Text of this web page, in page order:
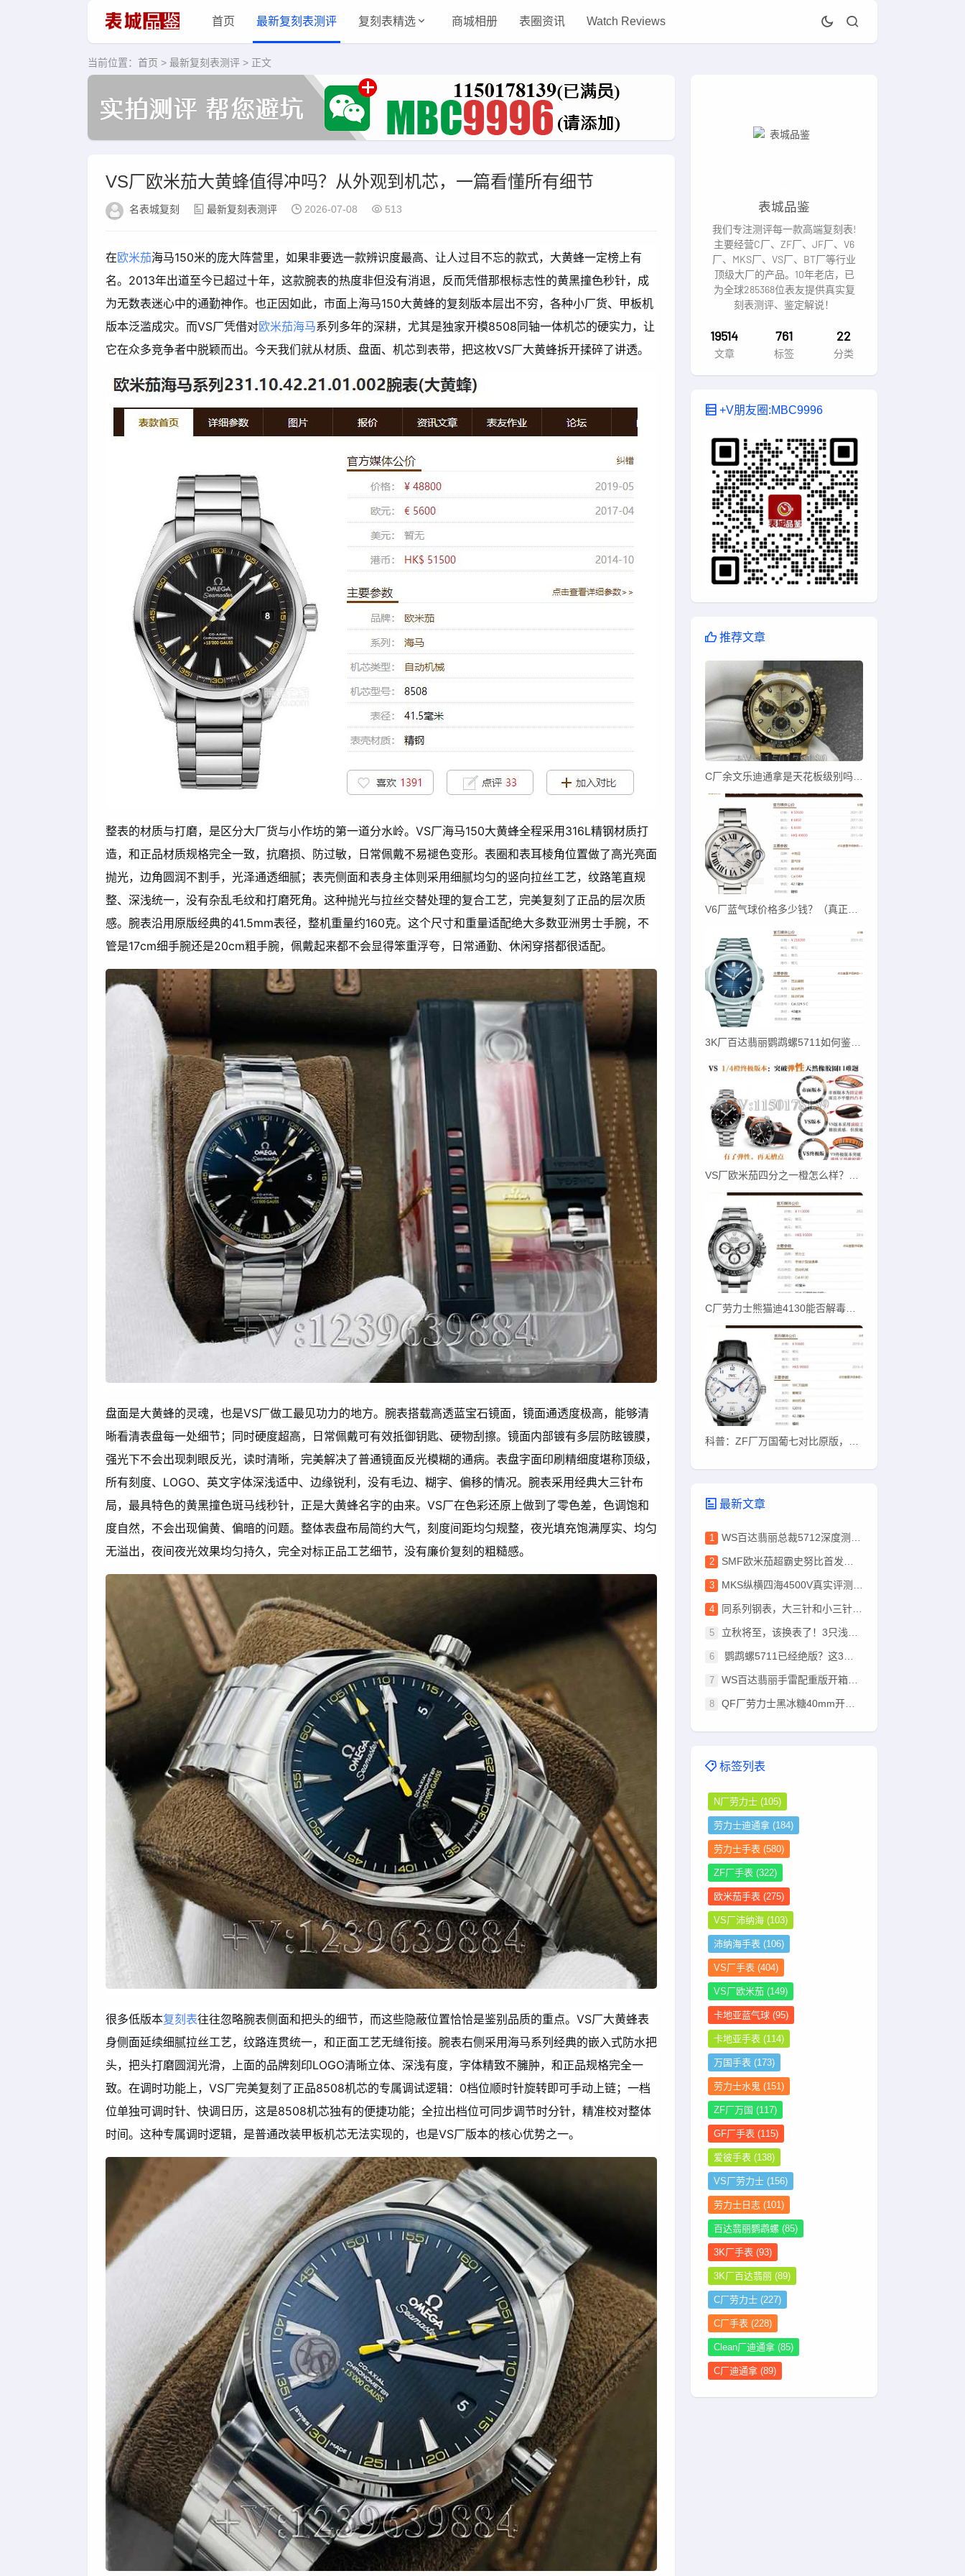
首页 最新复刻表测评 复刻表精选 商城相册 表圈资讯 Watch Reviews
当前位置： 首页 > 最新复刻表测评 > 正文
VS厂欧米茄大黄蜂值得冲吗？从外观到机芯，一篇看懂所有细节
名表城复刻 最新复刻表测评 2026-07-08 513
在欧米茄海马150米的庞大阵营里，如果非要选一款辨识度最高、让人过目不忘的款式，大黄蜂一定榜上有
名。2013年出道至今已超过十年，这款腕表的热度非但没有消退，反而凭借那根标志性的黄黑撞色秒针，成
为无数表迷心中的通勤神作。也正因如此，市面上海马150大黄蜂的复刻版本层出不穷，各种小厂货、甲板机
版本泛滥成灾。而VS厂凭借对欧米茄海马系列多年的深耕，尤其是独家开模8508同轴一体机芯的硬实力，让
它在众多竞争者中脱颖而出。今天我们就从材质、盘面、机芯到表带，把这枚VS厂大黄蜂拆开揉碎了讲透。
整表的材质与打磨，是区分大厂货与小作坊的第一道分水岭。VS厂海马150大黄蜂全程采用316L精钢材质打
造，和正品材质规格完全一致，抗磨损、防过敏，日常佩戴不易褪色变形。表圈和表耳棱角位置做了高光亮面
抛光，边角圆润不割手，光泽通透细腻；表壳侧面和表身主体则采用细腻均匀的竖向拉丝工艺，纹路笔直规
整、深浅统一，没有杂乱毛纹和打磨死角。这种抛光与拉丝交替处理的复合工艺，完美复刻了正品的层次质
感。腕表沿用原版经典的41.5mm表径，整机重量约160克。这个尺寸和重量适配绝大多数亚洲男士手腕，不
管是17cm细手腕还是20cm粗手腕，佩戴起来都不会显得笨重浮夸，日常通勤、休闲穿搭都很适配。
盘面是大黄蜂的灵魂，也是VS厂做工最见功力的地方。腕表搭载高透蓝宝石镜面，镜面通透度极高，能够清
晰看清表盘每一处细节；同时硬度超高，日常佩戴可有效抵御钥匙、硬物刮擦。镜面内部镀有多层防眩镀膜，
强光下不会出现刺眼反光，读时清晰，完美解决了普通镜面反光模糊的通病。表盘字面印刷精细度堪称顶级，
所有刻度、LOGO、英文字体深浅适中、边缘锐利，没有毛边、糊字、偏移的情况。腕表采用经典大三针布
局，最具特色的黄黑撞色斑马线秒针，正是大黄蜂名字的由来。VS厂在色彩还原上做到了零色差，色调饱和
度自然，不会出现偏黄、偏暗的问题。整体表盘布局简约大气，刻度间距均匀规整，夜光填充饱满厚实、均匀
无溢出，夜间夜光效果均匀持久，完全对标正品工艺细节，没有廉价复刻的粗糙感。
很多低版本复刻表往往忽略腕表侧面和把头的细节，而这些隐蔽位置恰恰是鉴别品质的重点。VS厂大黄蜂表
身侧面延续细腻拉丝工艺，纹路连贯统一，和正面工艺无缝衔接。腕表右侧采用海马系列经典的嵌入式防水把
头，把头打磨圆润光滑，上面的品牌刻印LOGO清晰立体、深浅有度，字体精致不臃肿，和正品规格完全一
致。在调时功能上，VS厂完美复刻了正品8508机芯的专属调试逻辑：0档位顺时针旋转即可手动上链；一档
位单独可调时针、快调日历，这是8508机芯独有的便捷功能；全拉出档位可同步调节时分针，精准校对整体
时间。这种专属调时逻辑，是普通改装甲板机芯无法实现的，也是VS厂版本的核心优势之一。
表城品鉴
我们专注测评每一款高端复刻表!
主要经营C厂、ZF厂、JF厂、V6
厂、MKS厂、VS厂、BT厂等行业
顶级大厂的产品。10年老店，已
为全球285368位表友提供真实复
刻表测评、鉴定解说！
19514
文章
761
标签
22
分类
+V朋友圈:MBC9996
推荐文章
最新文章
WS百达翡丽总裁5712深度测评，盘面色泽完爆PPF
SMF欧米茄超霸史努比首发实测！唯一对版盘面+ST19改3861
MKS纵横四海4500V真实评测：机芯稳、刻字深、性价比高
同系列钢表，大三针和小三针差10万？这10万到底花哪了？
立秋将至，该换表了！3只浅棕盘腕表推荐：总有一款适合你
鹦鹉螺5711已经绝版？这3只豪华运动表，戴出去同样有排面！
WS百达翡丽手雷配重版开箱：330机芯+停秒功能超越其他版本
QF厂劳力士黑冰糖40mm开箱：钨钢配重+狗牙圈，这分量太足了
标签列表
N厂劳力士 (105)
劳力士迪通拿 (184)
劳力士手表 (580)
ZF厂手表 (322)
欧米茄手表 (275)
VS厂沛纳海 (103)
沛纳海手表 (106)
VS厂手表 (404)
VS厂欧米茄 (149)
卡地亚蓝气球 (95)
卡地亚手表 (114)
万国手表 (173)
劳力士水鬼 (151)
ZF厂万国 (117)
GF厂手表 (115)
爱彼手表 (138)
VS厂劳力士 (156)
劳力士日志 (101)
百达翡丽鹦鹉螺 (85)
3K厂手表 (93)
3K厂百达翡丽 (89)
C厂劳力士 (227)
C厂手表 (228)
Clean厂迪通拿 (85)
C厂迪通拿 (89)